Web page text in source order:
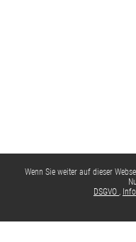
Wenn Sie weiter auf dieser
DSGVO